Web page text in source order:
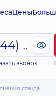
Цены
(044) 495-2-888
звонок
при варикозной болезни